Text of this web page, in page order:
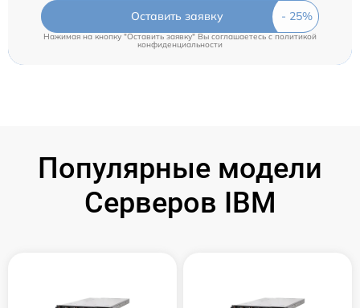
Оставить заявку
Нажимая на кнопку "Оставить заявку" Вы соглашаетесь c политикой
конфиденциальности
Популярные модели
Серверов IBM